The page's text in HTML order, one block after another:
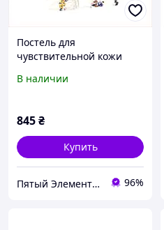
Постель для
чувствительной кожи
коробке, 8K7X624T48
В наличии
845₴
Купить
Пятый Элемент - всё, что вам нужно 96%